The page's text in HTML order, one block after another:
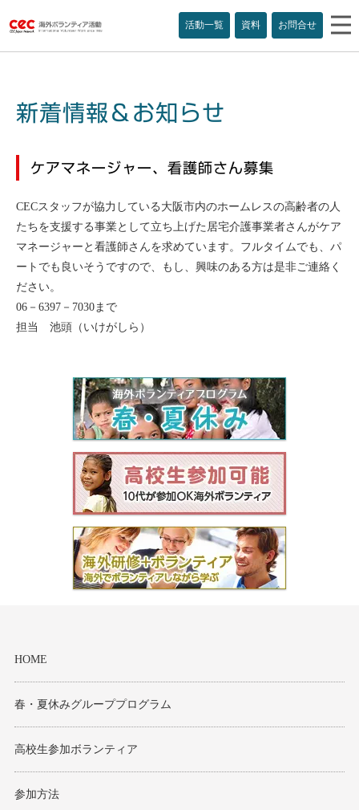
活動一覧 資料 お問合せ
新着情報＆お知らせ
ケアマネージャー、看護師さん募集
CECスタッフが協力している大阪市内のホームレスの高齢者の人
たちを支援する事業として立ち上げた居宅介護事業者さんがケア
マネージャーと看護師さんを求めています。フルタイムでも、パ
ートでも良いそうですので、もし、興味のある方は是非ご連絡く
ださい。
06－6397－7030まで
担当 池頭（いけがしら）
HOME
春・夏休みグループプログラム
高校生参加ボランティア
参加方法